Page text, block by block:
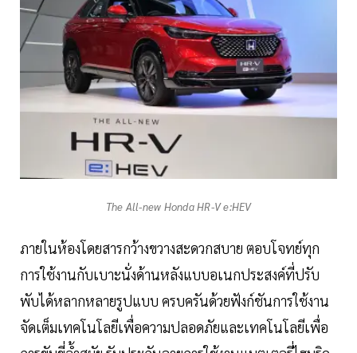
The All-new Honda HR-V e:HEV
ภายในห้องโดยสารกว้างขวางสะดวกสบาย ตอบโจทย์ทุก
การใช้งานกับเบาะนั่งด้านหลังแบบอเนกประสงค์ที่ปรับ
พับได้หลากหลายรูปแบบ ครบครันด้วยฟังก์ชันการใช้งาน
จัดเต็มเทคโนโลยีเพื่อความปลอดภัยและเทคโนโลยีเพื่อ